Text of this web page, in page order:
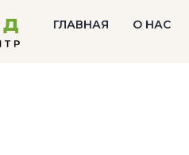
ГЛАВНАЯ О НАС